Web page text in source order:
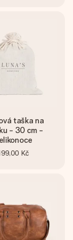
taška na
- 30 cm -
Kč